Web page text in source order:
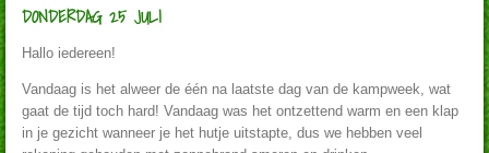
DONDERDAG 25 JULI
Hallo iedereen!
Vandaag is het alweer de één na laatste dag van de kampweek, wat
gaat de tijd toch hard! Vandaag was het ontzettend warm en een klap
in je gezicht wanneer je het hutje uitstapte, dus we hebben veel